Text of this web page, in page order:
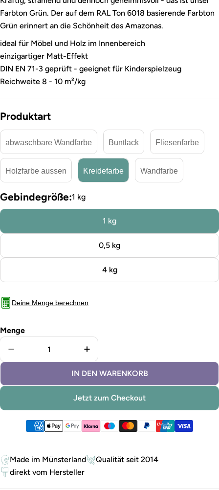
Farbton Grün. Der auf dem RAL Ton 6018 basierende Farbton
Grün erinnert an die Schönheit des Amazonas.
ideal für Möbel und Holz im Innenbereich
einzigartiger Matt-Effekt
DIN EN 71-3 geprüft - geeignet für Kinderspielzeug
Reichweite 8 - 10 m²/kg
Produktart
abwaschbare Wandfarbe Buntlack Fliesenfarbe
Holzfarbe aussen Kreidefarbe Wandfarbe
Gebindegröße:1 kg
1 kg
0,5 kg
4 kg
Deine Menge berechnen
Menge
Menge für Kreidefarbe Grün verringern
Menge für Kreidefarbe Grün
IN DEN WARENKORB
Jetzt zum Checkout
Zahlungsmethoden
Made im Münsterland
Qualität seit 2014
direkt vom Hersteller